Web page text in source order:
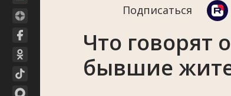
Подписаться
Что говорят
бывшие